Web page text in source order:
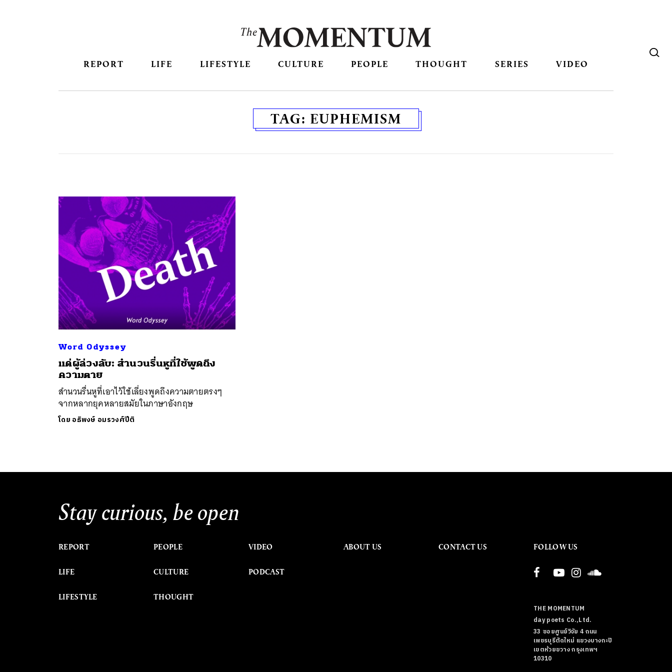
REPORT LIFE LIFESTYLE CULTURE PEOPLE THOUGHT SERIES VIDEO
TAG: EUPHEMISM
Word Odyssey
แด่ผู้ล่วงลับ: สำนวนรื่นหูที่ใช้พูดถึง
ความตาย
สำนวนรื่นหูที่เอาไว้ใช้เลี่ยงพูดถึงความตายตรงๆ
จากหลากยุคหลายสมัยในภาษาอังกฤษ
โดย อธิพงษ์ อมรวงศ์ปีติ
Stay curious, be open
REPORT
LIFE
LIFESTYLE
PEOPLE
CULTURE
THOUGHT
VIDEO
PODCAST
ABOUT US CONTACT US FOLLOW US
THE MOMENTUM
day poets Co.,Ltd.
33 ซอยศูนย์วิจัย 4 ถนน
เพชรบุรีตัดใหม่ แขวงบางกะปิ
เขตห้วยขวาง กรุงเทพฯ
10310